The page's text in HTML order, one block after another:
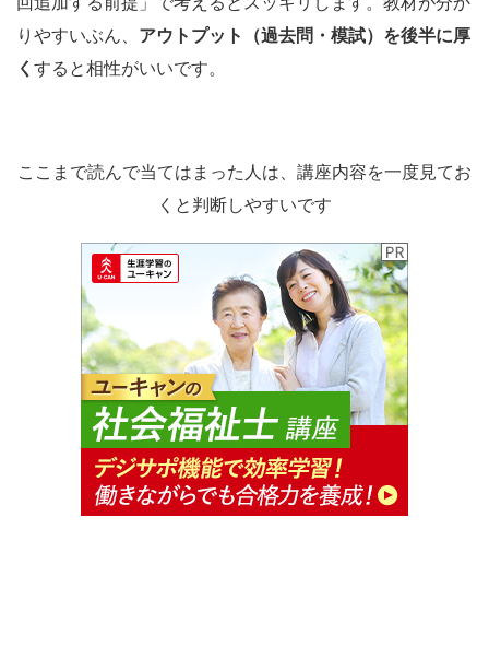
りやすいぶん、 アウトプット（過去問・模試）を後半に厚
く すると相性がいいです。
ここまで読んで当てはまった人は、講座内容を一度見てお
くと判断しやすいです